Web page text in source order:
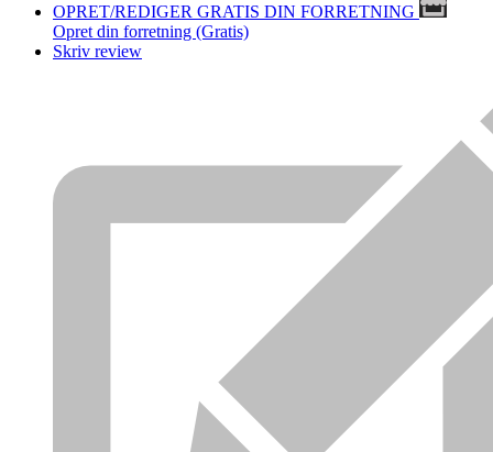
OPRET/REDIGER GRATIS DIN FORRETNING
Opret din forretning (Gratis)
Skriv review